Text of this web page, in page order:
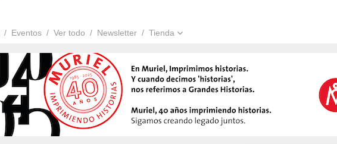
Eventos Ver todo Newsletter Tienda